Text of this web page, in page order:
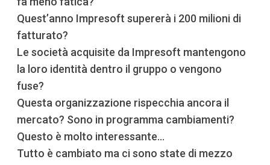
Quest’anno Impresoft supererà i 200 milioni di
fatturato?
Le società acquisite da Impresoft mantengono
la loro identità dentro il gruppo o vengono
fuse?
Questa organizzazione rispecchia ancora il
mercato? Sono in programma cambiamenti?
Questo è molto interessante…
Tutto è cambiato ma ci sono state di mezzo